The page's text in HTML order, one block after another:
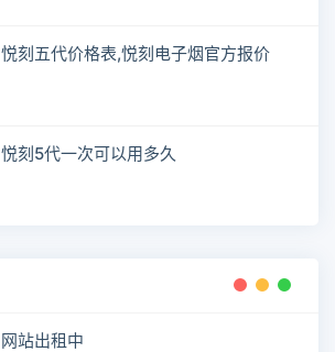
悦刻五代价格表,悦刻电子烟官方报价
悦刻5代一次可以用多久
网站出租中